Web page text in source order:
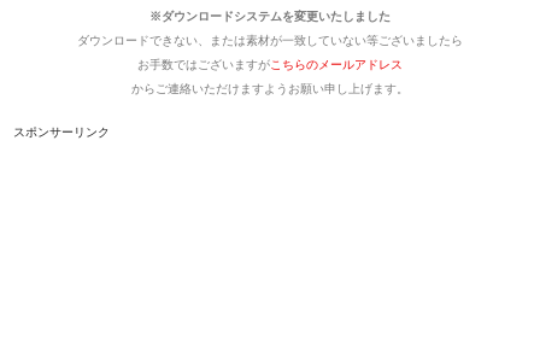
※ダウンロードシステムを変更いたしました
ダウンロードできない、または素材が一致していない等ございましたら
お手数ではございますがこちらのメールアドレス
からご連絡いただけますようお願い申し上げます。
スポンサーリンク